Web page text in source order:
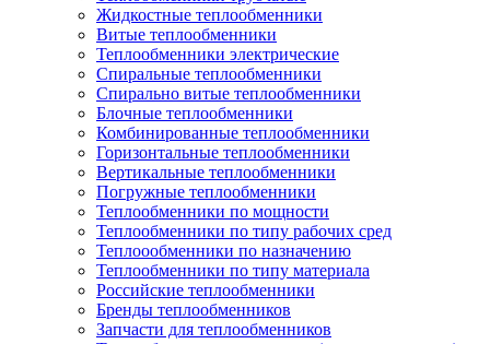
Жидкостные теплообменники
Витые теплообменники
Теплообменники электрические
Спиральные теплообменники
Спирально витые теплообменники
Блочные теплообменники
Комбинированные теплообменники
Горизонтальные теплообменники
Вертикальные теплообменники
Погружные теплообменники
Теплообменники по мощности
Теплообменники по типу рабочих сред
Теплоообменники по назначению
Теплообменники по типу материала
Российские теплообменники
Бренды теплообменников
Запчасти для теплообменников